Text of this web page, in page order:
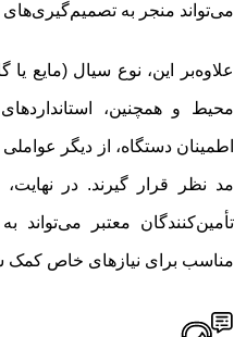
می‌تواند منجر به
علاوه‌بر این، نوع سیال (مایع یا
محیط و همچنین،
اطمینان دستگاه، از دیگر
مد نظر قرار گیرند. در
تأمین‌کنندگان معتبر می‌تواند
مناسب برای نیازهای خاص کمک